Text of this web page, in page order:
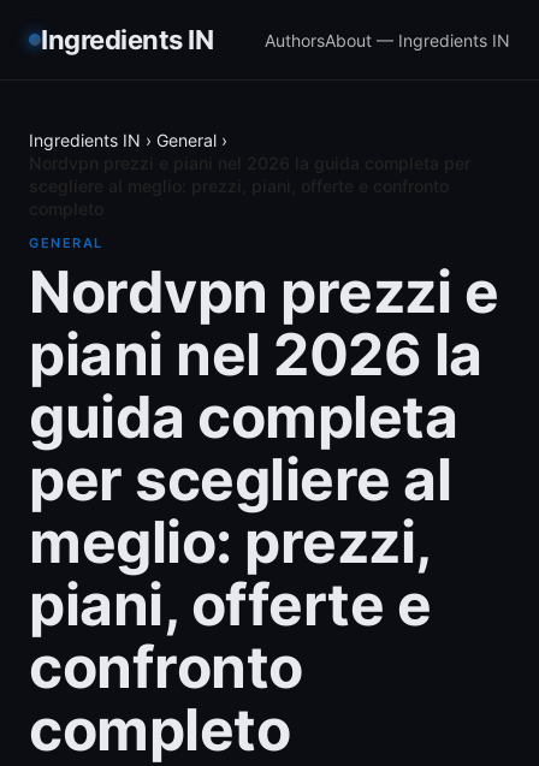
Ingredients IN AuthorsAbout — Ingredients IN
Ingredients IN › General ›
GENERAL
Nordvpn prezzi e
piani nel 2026 la
guida completa
per scegliere al
meglio: prezzi,
piani, offerte e
confronto
completo